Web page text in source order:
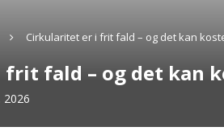
Cirkularitet er i frit fald – og det kan
fald – og det kan
2026